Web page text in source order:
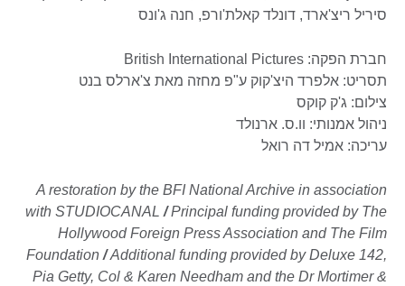
סיריל ריצ'ארד, דונלד קאלת'ורפ, חנה ג'ונס
חברת הפקה: British International Pictures
תסריט: אלפרד היצ'קוק ע"פ מחזה מאת צ'ארלס בנט
צילום: ג'ק קוקס
ניהול אמנותי: וו.ס. ארנולד
עריכה: אמיל דה רואל
A restoration by the BFI National Archive in association
with STUDIOCANAL /Principal funding provided by The
Hollywood Foreign Press Association and The Film
Foundation / Additional funding provided by Deluxe 142,
Pia Getty, Col & Karen Needham and the Dr Mortimer &